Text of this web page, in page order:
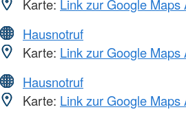
Karte: Link zur Google Maps
Hausnotruf
Karte: Link zur Google Maps
Hausnotruf
Karte: Link zur Google Maps